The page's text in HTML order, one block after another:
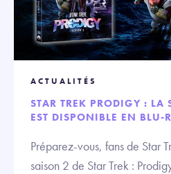
ACTUALITÉS
STAR TREK PRODIGY : LA
EST DISPONIBLE EN BLU-
Préparez-vous, fans de Star
saison 2 de Star Trek :